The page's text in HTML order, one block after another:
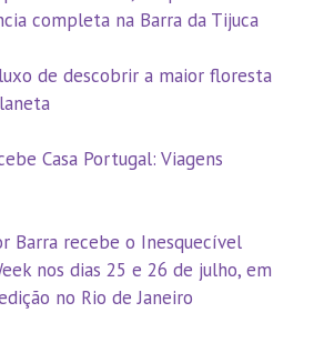
completa na Barra da Tijuca
de descobrir a maior floresta
Casa Portugal: Viagens
Barra recebe o Inesquecível
nos dias 25 e 26 de julho, em
no Rio de Janeiro